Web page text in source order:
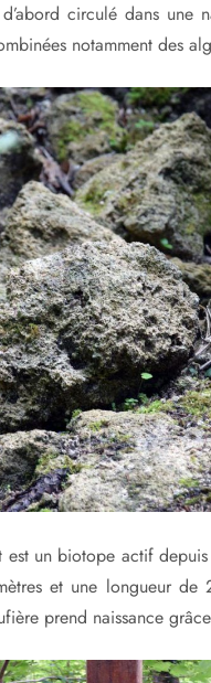
d’abord circulé dans
notamment des
un biotope actif
et une longueur de
prend naissance